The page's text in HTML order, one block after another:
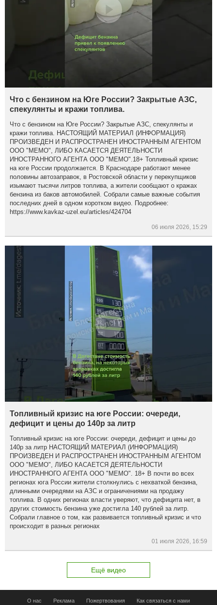
Что с бензином на Юге России? Закрытые АЗС,
спекулянты и кражи топлива.
Что с бензином на Юге России? Закрытые АЗС, спекулянты и
кражи топлива. НАСТОЯЩИЙ МАТЕРИАЛ (ИНФОРМАЦИЯ)
ПРОИЗВЕДЕН И РАСПРОСТРАНЕН ИНОСТРАННЫМ АГЕНТОМ
ООО "МЕМО", ЛИБО КАСАЕТСЯ ДЕЯТЕЛЬНОСТИ
ИНОСТРАННОГО АГЕНТА ООО "МЕМО".18+ Топливный кризис
на юге России продолжается. В Краснодаре работают менее
половины автозаправок, в Ростовской области у перекупщиков
изымают тысячи литров топлива, а жители сообщают о кражах
бензина из баков автомобилей. Собрали самые важные события
последних дней в одном коротком видео. Подробнее:
https://www.kavkaz-uzel.eu/articles/424704
06 июля 2026, 15:29
Топливный кризис на юге России: очереди,
дефицит и цены до 140р за литр
Топливный кризис на юге России: очереди, дефицит и цены до
140р за литр НАСТОЯЩИЙ МАТЕРИАЛ (ИНФОРМАЦИЯ)
ПРОИЗВЕДЕН И РАСПРОСТРАНЕН ИНОСТРАННЫМ АГЕНТОМ
ООО "МЕМО", ЛИБО КАСАЕТСЯ ДЕЯТЕЛЬНОСТИ
ИНОСТРАННОГО АГЕНТА ООО "МЕМО". 18+ В почти во всех
регионах юга России жители столкнулись с нехваткой бензина,
длинными очередями на АЗС и ограничениями на продажу
топлива. В одних регионах власти уверяют, что дефицита нет, в
других стоимость бензина уже достигла 140 рублей за литр.
Собрали главное о том, как развивается топливный кризис и что
происходит в разных регионах
01 июля 2026, 16:59
Ещё видео
О нас Реклама Пожертвования Как связаться с нами